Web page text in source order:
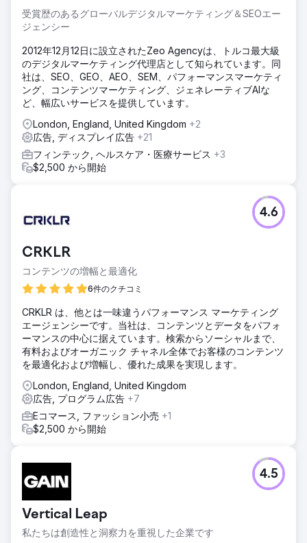
ロフェッショナルな制作（ビデオと写真）による信頼と説得
力の向上
ソリューション
🧭 実施内容（Leinアプローチ）• パフォーマンスアーキテク
チャ：メタ広告 + Google検索 + WhatsAppベースのコンバ
ージョントンネル• サービスベースの設定：ヘア移植 / 美容 /
歯科用の個別のキャンペーンセットとメッセージ• ローカリ
ゼーション：言語/メッセージ/クリエイティブを対象国とサ
ービスに合わせて調整• 迅速な最適化：クリエイティブとラ
ンディングページのA/Bテスト、毎週の入札調整• 制作統
合：クリニック環境での医師紹介、患者の証言、ビフォーア
フターのビデオと写真セット、広告とランディングページ
成果と価値 Lein Digitalは、Vialife Clinic向けに、サービスベ
ース、多言語対応、プロダクションサポートによるパフォー
マンス成長モデルを導入しました。期待される成果：
な患者フロー。• 支出（月額）：8,000ドル • リード（フォ
コンバージョン率（Ø）：26～32% • 患者1人あたりの収益
（Ø）：3,500～4,800ドル（サービスによって異なります）
エージェンシーページに移動
受賞歴のあるグローバルデジタルマーケティング＆SEOエー
ジェンシー
2012年12月12日に設立されたZeo Agencyは、トルコ最大級
のデジタルマーケティング代理店として知られています。同
社は、SEO、GEO、AEO、SEM、パフォーマンスマーケティ
ング、コンテンツマーケティング、ジェネレーティブAIな
ど、幅広いサービスを提供しています。
London, England, United Kingdom +2
広告, ディスプレイ広告 +21
フィンテック, ヘルスケア・医療サービス +3
$2,500 から開始
CRKLR
コンテンツの増幅と最適化
6件のクチコミ
4.6
CRKLR は、他とは一味違うパフォーマンス マーケティング
エージェンシーです。当社は、コンテンツとデータをパフォ
ーマンスの中心に据えています。検索からソーシャルまで、
有料およびオーガニック チャネル全体でお客様のコンテンツ
を最適化および増幅し、優れた成果を実現します。
London, England, United Kingdom
広告, プログラム広告 +7
Eコマース, ファッション小売 +1
$2,500 から開始
Vertical Leap
私たちは創造性と洞察力を重視した企業です
4.5